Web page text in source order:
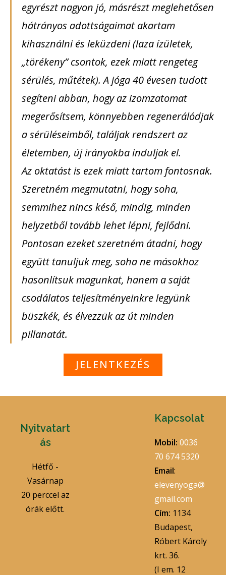
egyrészt nagyon jó, másrészt meglehetősen
hátrányos adottságaimat akartam
kihasználni és leküzdeni (laza ízületek,
„törékeny” csontok, ezek miatt rengeteg
sérülés, műtétek). A jóga 40 évesen tudott
segíteni abban, hogy az izomzatomat
megerősítsem, könnyebben regenerálódjak
a sérüléseimből, találjak rendszert az
életemben, új irányokba induljak el.
Az oktatást is ezek miatt tartom fontosnak.
Szeretném megmutatni, hogy soha,
semmihez nincs késő, mindig, minden
helyzetből tovább lehet lépni, fejlődni.
Pontosan ezeket szeretném átadni, hogy
együtt tanuljuk meg, soha ne másokhoz
hasonlítsuk magunkat, hanem a saját
csodálatos teljesítményeinkre legyünk
büszkék, és élvezzük az út minden
pillanatát.
JELENTKEZÉS
Nyitvatart
ás
Hétfő -
Vasárnap
20 perccel az
órák előtt.
Kapcsolat
Mobil: 0036
70 674 5320
Email:
elevenyoga@
gmail.com
Cím: 1134
Budapest,
Róbert Károly
krt. 36.
(I em. 12